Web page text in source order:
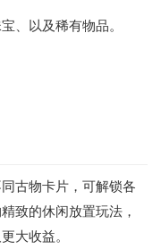
、以及稀有物品。
古物卡片，可解锁各
致的休闲放置玩法，
大收益。